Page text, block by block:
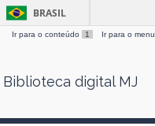
Skip
BRASIL
Ir para o conteúdo 1 Ir para o menu
Biblioteca digital MJ